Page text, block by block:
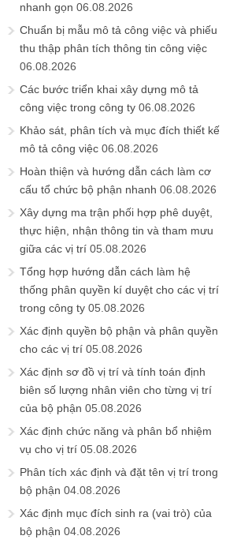
nhanh gọn 06.08.2026
Chuẩn bị mẫu mô tả công việc và phiếu
thu thập phân tích thông tin công việc
06.08.2026
Các bước triển khai xây dựng mô tả
công việc trong công ty 06.08.2026
Khảo sát, phân tích và mục đích thiết kế
mô tả công việc 06.08.2026
Hoàn thiện và hướng dẫn cách làm cơ
cấu tổ chức bộ phận nhanh 06.08.2026
Xây dựng ma trận phối hợp phê duyệt,
thực hiện, nhận thông tin và tham mưu
giữa các vị trí 05.08.2026
Tổng hợp hướng dẫn cách làm hệ
thống phân quyền kí duyệt cho các vị trí
trong công ty 05.08.2026
Xác định quyền bộ phận và phân quyền
cho các vị trí 05.08.2026
Xác định sơ đồ vị trí và tính toán định
biên số lượng nhân viên cho từng vị trí
của bộ phận 05.08.2026
Xác định chức năng và phân bổ nhiệm
vụ cho vị trí 05.08.2026
Phân tích xác định và đặt tên vị trí trong
bộ phận 04.08.2026
Xác định mục đích sinh ra (vai trò) của
bộ phận 04.08.2026